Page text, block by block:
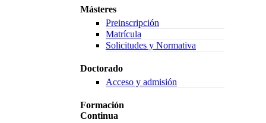
Másteres
Preinscripción
Matrícula
Solicitudes y Normativa
Doctorado
Acceso y admisión
Formación
Continua